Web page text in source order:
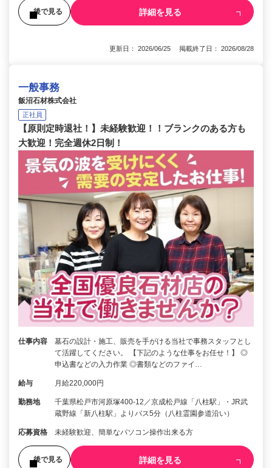
後で見る 詳細を見る
更新日： 2026/06/25 掲載終了日： 2026/08/28
一般事務
飯沼石材株式会社
正社員
【原則定時退社！】未経験歓迎！！ブランクのある方も
大歓迎！完全週休2日制！
仕事内容
墓石の設計・施工、販売を手がける当社で事務スタッフとし
て活躍してください。 【下記のような仕事をお任せ！】 ◎
申込書などの入力作業 ◎書類などのファイ…
給与 月給220,000円
勤務地
千葉県松戸市河原塚400-12／京成松戸線「八柱駅」・JR武
蔵野線「新八柱駅」よりバス5分（八柱霊園参道沿い）
応募資格 未経験歓迎、簡単なパソコン操作出来る方
後で見る 詳細を見る